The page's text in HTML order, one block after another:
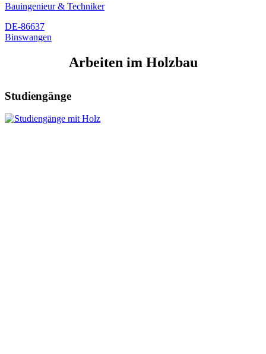
Bauingenieur & Techniker
DE-86637
Binswangen
Arbeiten im Holzbau
Studiengänge